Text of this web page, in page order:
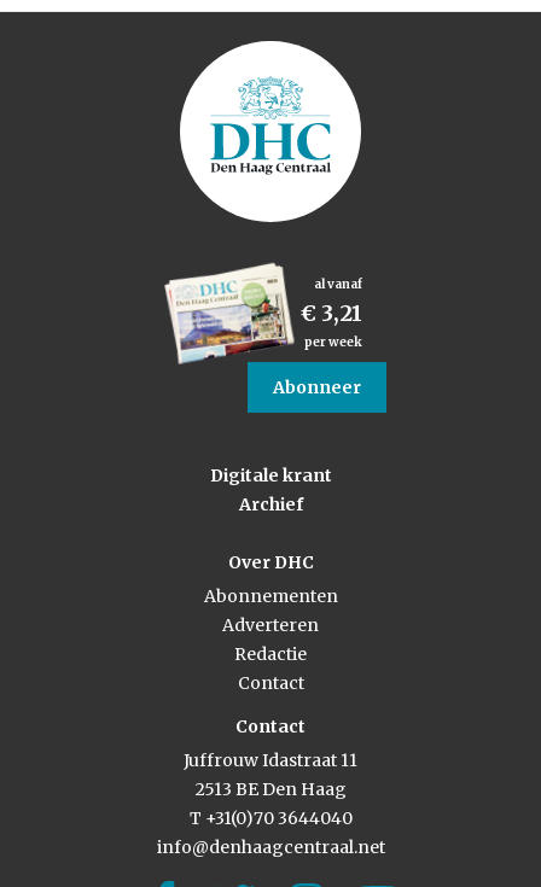
al vanaf
€ 3,21
per week
Abonneer
Digitale krant
Archief
Over DHC
Abonnementen
Adverteren
Redactie
Contact
Contact
Juffrouw Idastraat 11
2513 BE Den Haag
T +31(0)70 3644040
info@denhaagcentraal.net